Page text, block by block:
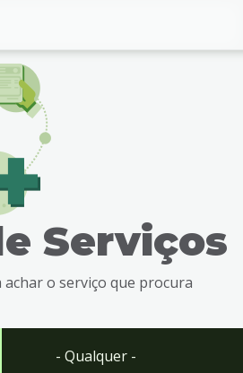
Serviços
o serviço que procura
- Qualquer -